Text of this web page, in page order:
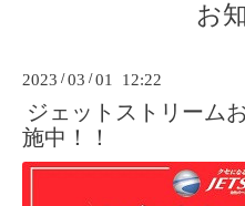
お
2023 /03 /01 12:22
ジェットストリーム
施中！！